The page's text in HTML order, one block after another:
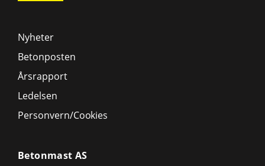
Nyheter
Betonposten
Årsrapport
Ledelsen
Personvern/Cookies
Betonmast AS